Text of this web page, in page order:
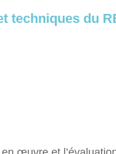
techniques du